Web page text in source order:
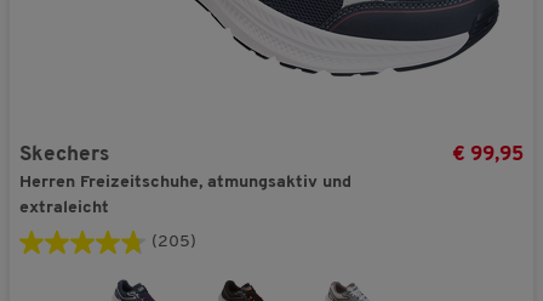
Skechers
Herren Freizeitschuhe, atmungsaktiv und
extraleicht
€ 99,95
(205)